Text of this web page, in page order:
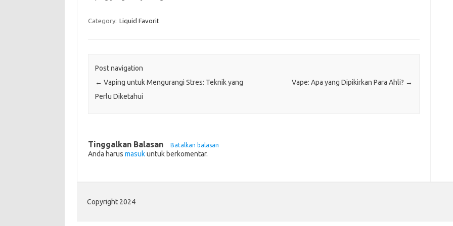
Category: Liquid Favorit
Post navigation
← Vaping untuk Mengurangi Stres: Teknik yang
Perlu Diketahui
Vape: Apa yang Dipikirkan Para Ahli? →
Tinggalkan Balasan Batalkan balasan
Anda harus masukuntuk berkomentar.
Copyright 2024